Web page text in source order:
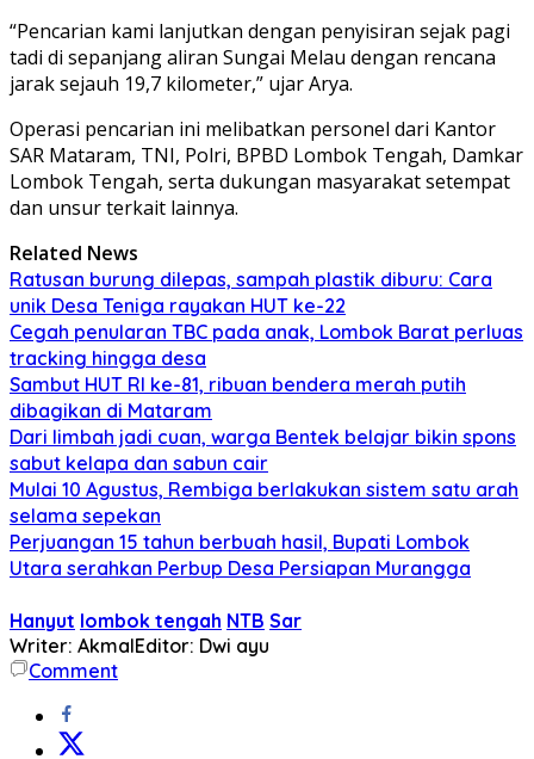
“Pencarian kami lanjutkan dengan penyisiran sejak pagi
tadi di sepanjang aliran Sungai Melau dengan rencana
jarak sejauh 19,7 kilometer,” ujar Arya.
Operasi pencarian ini melibatkan personel dari Kantor
SAR Mataram, TNI, Polri, BPBD Lombok Tengah, Damkar
Lombok Tengah, serta dukungan masyarakat setempat
dan unsur terkait lainnya.
Related News
Ratusan burung dilepas, sampah plastik diburu: Cara
unik Desa Teniga rayakan HUT ke-22
Cegah penularan TBC pada anak, Lombok Barat perluas
tracking hingga desa
Sambut HUT RI ke-81, ribuan bendera merah putih
dibagikan di Mataram
Dari limbah jadi cuan, warga Bentek belajar bikin spons
sabut kelapa dan sabun cair
Mulai 10 Agustus, Rembiga berlakukan sistem satu arah
selama sepekan
Perjuangan 15 tahun berbuah hasil, Bupati Lombok
Utara serahkan Perbup Desa Persiapan Murangga
Hanyut lombok tengah NTB Sar
Writer: AkmalEditor: Dwi ayu
Comment